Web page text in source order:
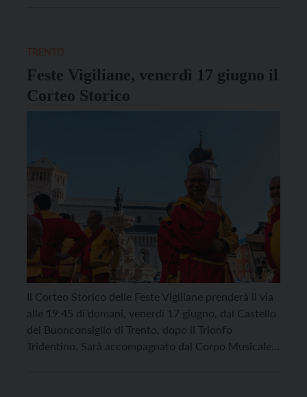
Feste Vigiliane, venerdì 17 giugno il
Corteo Storico
Il Corteo Storico delle Feste Vigiliane prenderà il via
alle 19.45 di domani, venerdì 17 giugno, dal Castello
del Buonconsiglio di Trento, dopo il Trionfo
Tridentino. Sarà accompagnato dal Corpo Musicale